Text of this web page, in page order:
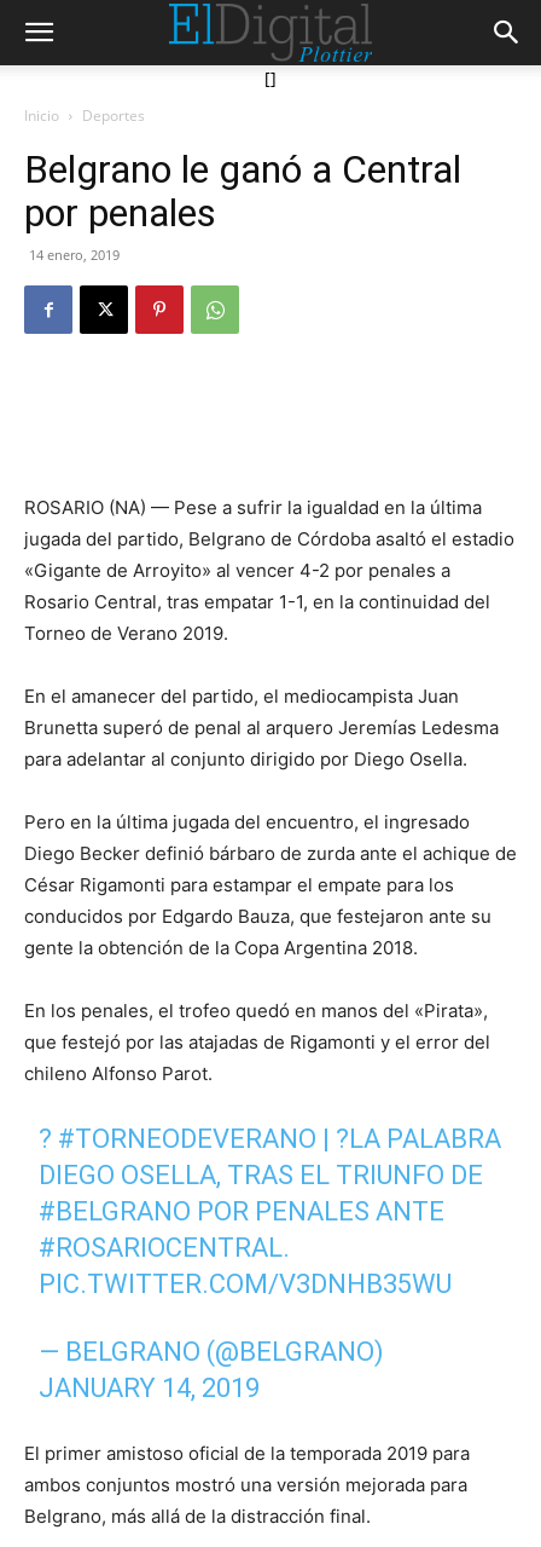
[]
Inicio Deportes
Belgrano le ganó a Central
por penales
14 enero, 2019
ROSARIO (NA) — Pese a sufrir la igualdad en la última
jugada del partido, Belgrano de Córdoba asaltó el estadio
«Gigante de Arroyito» al vencer 4-2 por penales a
Rosario Central, tras empatar 1-1, en la continuidad del
Torneo de Verano 2019.
En el amanecer del partido, el mediocampista Juan
Brunetta superó de penal al arquero Jeremías Ledesma
para adelantar al conjunto dirigido por Diego Osella.
Pero en la última jugada del encuentro, el ingresado
Diego Becker definió bárbaro de zurda ante el achique de
César Rigamonti para estampar el empate para los
conducidos por Edgardo Bauza, que festejaron ante su
gente la obtención de la Copa Argentina 2018.
En los penales, el trofeo quedó en manos del «Pirata»,
que festejó por las atajadas de Rigamonti y el error del
chileno Alfonso Parot.
? #TORNEODEVERANO | ?LA PALABRA
DIEGO OSELLA, TRAS EL TRIUNFO DE
#BELGRANO POR PENALES ANTE
#ROSARIOCENTRAL.
PIC.TWITTER.COM/V3DNHB35WU
— BELGRANO (@BELGRANO)
JANUARY 14, 2019
El primer amistoso oficial de la temporada 2019 para
ambos conjuntos mostró una versión mejorada para
Belgrano, más allá de la distracción final.